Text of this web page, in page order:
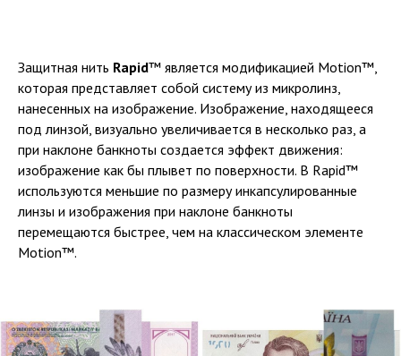
Защитная нить Rapid™ является модификацией Motion™,
которая представляет собой систему из микролинз,
нанесенных на изображение. Изображение, находящееся
под линзой, визуально увеличивается в несколько раз, а
при наклоне банкноты создается эффект движения:
изображение как бы плывет по поверхности. В Rapid™
используются меньшие по размеру инкапсулированные
линзы и изображения при наклоне банкноты
перемещаются быстрее, чем на классическом элементе
Motion™.